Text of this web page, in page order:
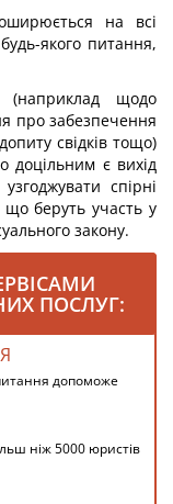
на всі
якого питання,
щодо
про забезпечення
свідків тощо)
доцільним є вихід
спірні
що беруть участь у
закону.
ПОСЛУГ:
допоможе
ніж 5000 юристів